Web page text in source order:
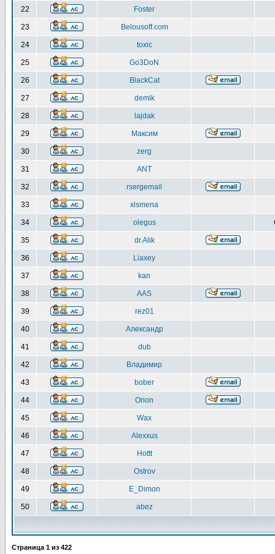
22 Foster
23 Belousoff.com
24 toxic
25 Go3DoN
26 BlackCat
27 demik
28 lajdak
29 Максим
30 zerg
31 ANT
32 rsergemail
33 xlsmena
34 olegus
35 dr.Alik
36 Liaxey
37 kan
38 AAS
39 rez01
40 Александр
41 dub
42 Владимир
43 bober
44 Orion
45 Wax
46 Alexxus
47 Hottt
48 Ostrov
49 E_Dimon
50 abez
Страница 1 из 422